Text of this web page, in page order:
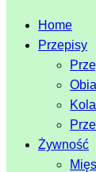
Home
Przepisy
Żywność